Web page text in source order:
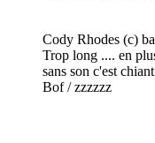
Cody Rhodes (c)
Trop long .... en
sans son c'est
Bof / zzzzzz